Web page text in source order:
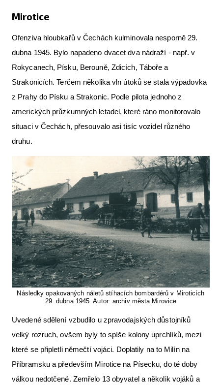
Mirotice
Ofenziva hloubkařů v Čechách kulminovala nesporně 29.
dubna 1945. Bylo napadeno dvacet dva nádraží - např. v
Rokycanech, Písku, Berouně, Zdicích, Táboře a
Strakonicích. Terčem několika vln útoků se stala výpadovka
z Prahy do Písku a Strakonic. Podle pilota jednoho z
amerických průzkumných letadel, které ráno monitorovalo
situaci v Čechách, přesouvalo asi tisíc vozidel různého
druhu.
Následky opakovaných náletů stíhacích bombardérů v Miroticích
29. dubna 1945. Autor: archiv města Mirovice
Uvedené sdělení vzbudilo u zpravodajských důstojníků
velký rozruch, ovšem byly to spíše kolony uprchlíků, mezi
které se připletli němečtí vojáci. Doplatily na to Milín na
Příbramsku a především Mirotice na Písecku, do té doby
válkou nedotčené. Zemřelo 13 obyvatel a několik vojáků a